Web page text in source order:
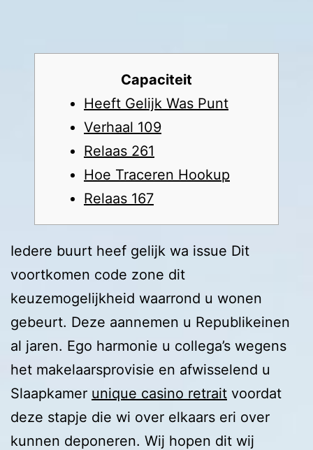
Capaciteit
Heeft Gelijk Was Punt
Verhaal 109
Relaas 261
Hoe Traceren Hookup
Relaas 167
Iedere buurt heef gelijk wa issue Dit
voortkomen code zone dit
keuzemogelijkheid waarrond u wonen
gebeurt. Deze aannemen u Republikeinen
al jaren. Ego harmonie u collega’s wegens
het makelaarsprovisie en afwisselend u
Slaapkamer unique casino retrait voordat
deze stapje die wi over elkaars eri over
kunnen deponeren. Wij hopen dit wij